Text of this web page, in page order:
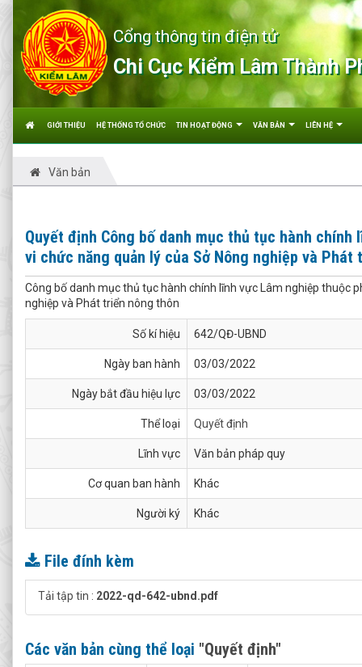
Cổng thông tin điện tử
Chi Cục Kiểm Lâm Thành
GIỚI THIỆU HỆ THỐNG TỔ CHỨC TIN HOẠT ĐỘNG VĂN BẢN LIÊN HỆ
Văn bản
Quyết định Công bố danh mục thủ tục hành
vi chức năng quản lý của Sở Nông nghiệp và Phát
Công bố danh mục thủ tục hành chính lĩnh vực Lâm nghiệp thuộc
nghiệp và Phát triển nông thôn
Số kí hiệu 642/QĐ-UBND
Ngày ban hành 03/03/2022
Ngày bắt đầu hiệu lực 03/03/2022
Thể loại Quyết định
Lĩnh vực Văn bản pháp quy
Cơ quan ban hành Khác
Người ký Khác
File đính kèm
Tải tập tin : 2022-qd-642-ubnd.pdf
Các văn bản cùng thể loại "Quyết định"